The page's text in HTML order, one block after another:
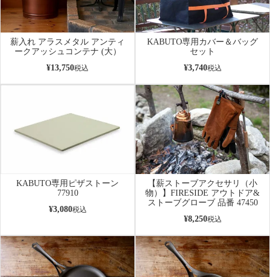
薪入れ アラスメタル アンティ
ークアッシュコンテナ (大）
¥13,750税込
KABUTO専用カバー＆バッグ
セット
¥3,740税込
KABUTO専用ピザストーン
77910
¥3,080税込
【薪ストーブアクセサリ（小
物）】FIRESIDE アウトドア&
ストーブグローブ 品番 47450
¥8,250税込